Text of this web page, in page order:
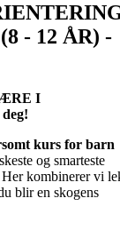
- 12 ÅR) -
I
kurs for barn
og smarteste
kombinerer vi
blir en skogens